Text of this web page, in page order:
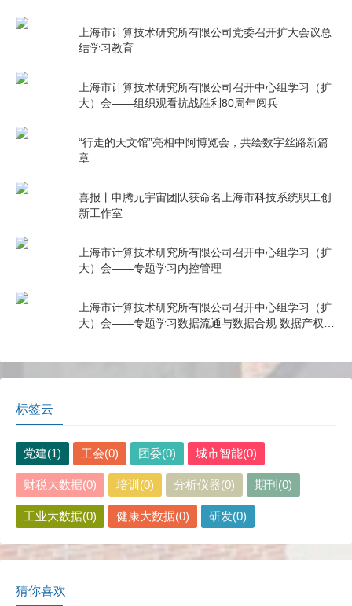
上海市计算技术研究所有限公司党委召开扩大会议总
结学习教育
上海市计算技术研究所有限公司召开中心组学习（扩
大）会——组织观看抗战胜利80周年阅兵
“行走的天文馆”亮相中阿博览会，共绘数字丝路新篇
章
喜报丨申腾元宇宙团队获命名上海市科技系统职工创
新工作室
上海市计算技术研究所有限公司召开中心组学习（扩
大）会——专题学习内控管理
上海市计算技术研究所有限公司召开中心组学习（扩
大）会——专题学习数据流通与数据合规 数据产权与
标签云
党建(1) 工会(0) 团委(0) 城市智能(0)
财税大数据(0) 培训(0) 分析仪器(0) 期刊(0)
工业大数据(0) 健康大数据(0) 研发(0)
猜你喜欢